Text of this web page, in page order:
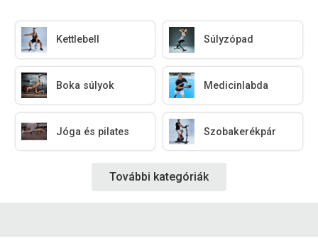
Kettlebell Súlyzópad
Boka súlyok Medicinlabda
Jóga és pilates Szobakerékpár
További kategóriák